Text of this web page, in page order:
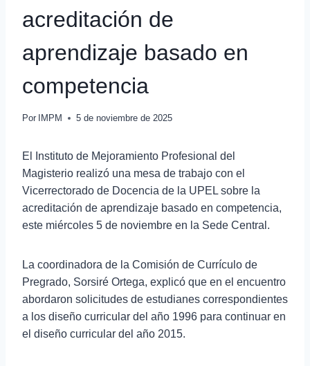
acreditación de
aprendizaje basado en
competencia
Por IMPM 5 de noviembre de 2025
El Instituto de Mejoramiento Profesional del
Magisterio realizó una mesa de trabajo con el
Vicerrectorado de Docencia de la UPEL sobre la
acreditación de aprendizaje basado en competencia,
este miércoles 5 de noviembre en la Sede Central.
La coordinadora de la Comisión de Currículo de
Pregrado, Sorsiré Ortega, explicó que en el encuentro
abordaron solicitudes de estudianes correspondientes
a los diseño curricular del año 1996 para continuar en
el diseño curricular del año 2015.